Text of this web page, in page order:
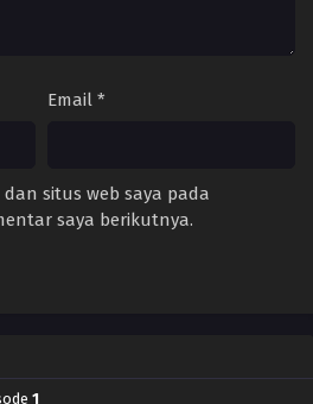
Email *
situs web saya pada
saya berikutnya.
1